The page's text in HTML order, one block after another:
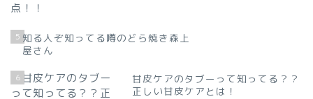
5 知る人ぞ知ってる噂のどら焼き森上
屋さん
6
甘皮ケアのタブーって知ってる？？
正しい甘皮ケアとは！